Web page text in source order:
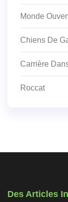
Monde
Chiens De
Carrière
Roccat
Des Articles